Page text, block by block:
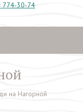
774-30-74
на Нагорной